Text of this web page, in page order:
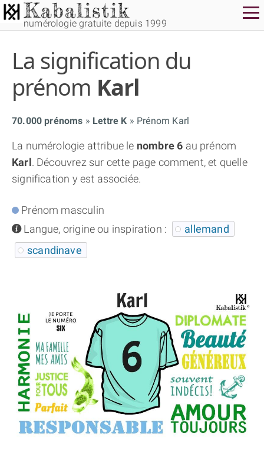
numérologie gratuite depuis 1999
La signification du
prénom Karl
70.000 prénoms Lettre K Prénom Karl
La numérologie attribue le nombre 6 au prénom
Karl. Découvrez sur cette page comment, et quelle
signification y est associée.
Prénom masculin
infoLangue, origine ou inspiration :
allemand
scandinave
THÈME GRATUIT
THÈME NUMÉROLOGIQUE APPROFONDI
THÈME TEMPOREL
NUMÉROSCOPE
APPRENDRE LA NUMÉROLOGIE
EXPLORER LA NUMÉROLOGIE
70.000 PRÉNOMS
(À PROPOS)